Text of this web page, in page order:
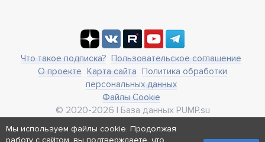
Что такое подписка? Пользовательское соглашение
О проекте Карта сайта Политика обработки
персональных данных
Файлы Cookie
© 2020-2026 | База данных PUMP.su
business@pump.su
г. Москва, ул. Ленинская Слобода 19
Мы используем файлы cookie. Продолжая
работу с сайтом, вы подтверждаете, что